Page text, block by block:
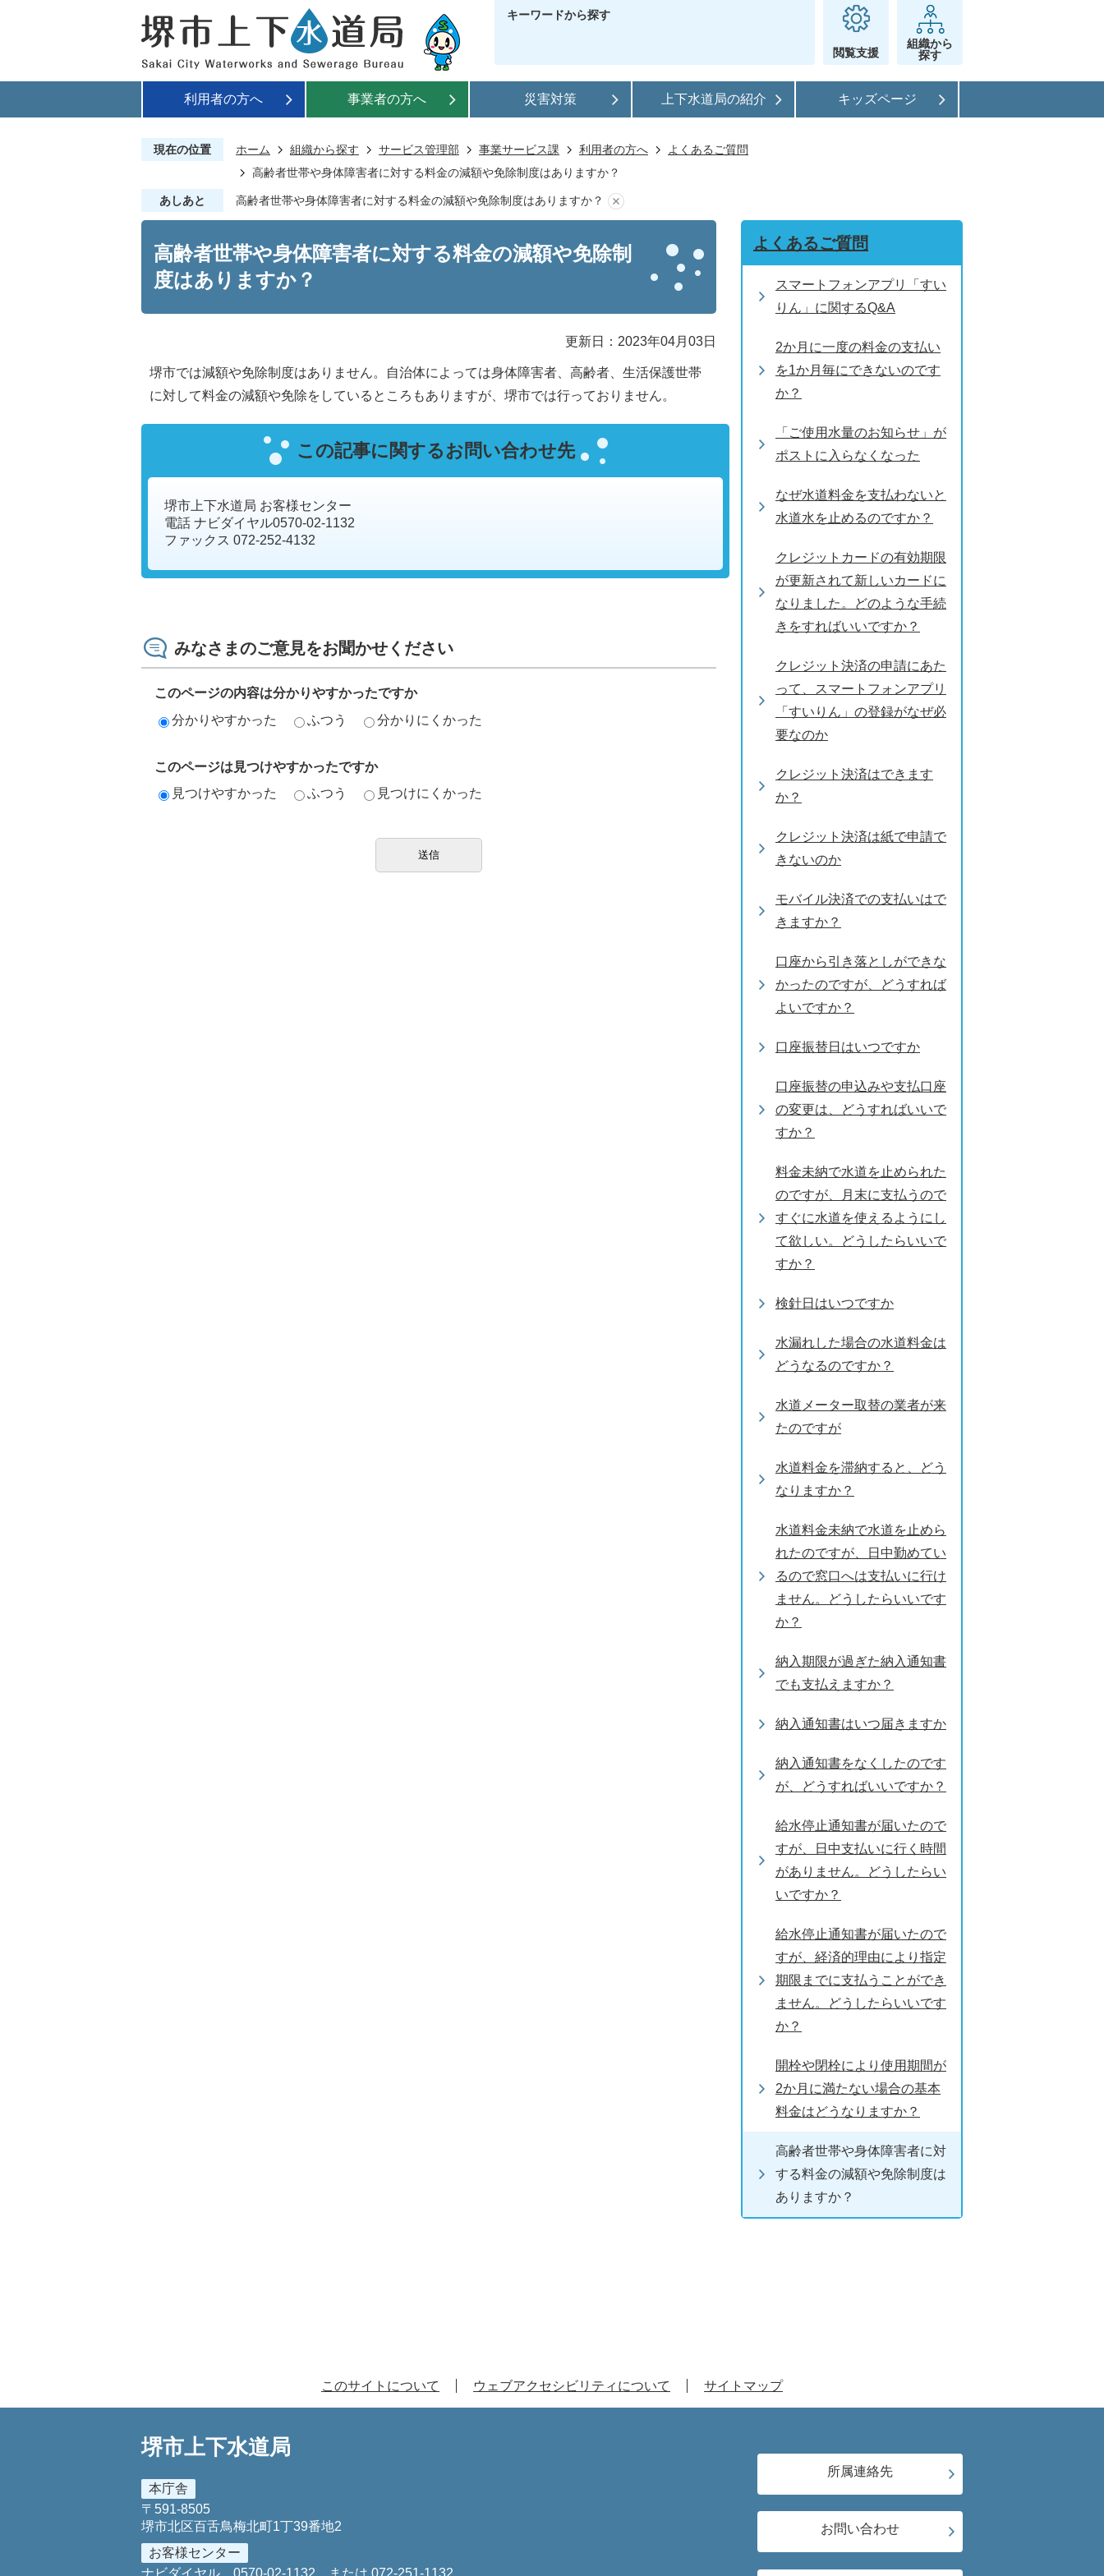
キーワードから探す
閲覧支援
組織から
探す
利用者の方へ 事業者の方へ 災害対策 上下水道局の紹介 キッズページ
現在の位置 ホーム 組織から探す サービス管理部 事業サービス課 利用者の方へ
よくあるご質問
高齢者世帯や身体障害者に対する料金の減額や免除制度はありますか？
あしあと 高齢者世帯や身体障害者に対する料金の減額や免除制度はありますか？
高齢者世帯や身体障害者に対する料金の減額や免除制
度はありますか？
更新日：2023年04月03日
堺市では減額や免除制度はありません。自治体によっては身体障害者、高齢者、生活保護世帯
に対して料金の減額や免除をしているところもありますが、堺市では行っておりません。
この記事に関するお問い合わせ先
堺市上下水道局 お客様センター
電話 ナビダイヤル0570-02-1132
ファックス 072-252-4132
みなさまのご意見をお聞かせください
このページの内容は分かりやすかったですか
分かりやすかった
ふつう 分かりにくかった
このページは見つけやすかったですか
見つけやすかった
ふつう 見つけにくかった
よくあるご質問
スマートフォンアプリ「すい
りん」に関するQ&A
2か月に一度の料金の支払い
を1か月毎にできないのです
か？
「ご使用水量のお知らせ」が
ポストに入らなくなった
なぜ水道料金を支払わないと
水道水を止めるのですか？
クレジットカードの有効期限
が更新されて新しいカードに
なりました。どのような手続
きをすればいいですか？
クレジット決済の申請にあた
って、スマートフォンアプリ
「すいりん」の登録がなぜ必
要なのか
クレジット決済はできます
か？
クレジット決済は紙で申請で
きないのか
モバイル決済での支払いはで
きますか？
口座から引き落としができな
かったのですが、どうすれば
よいですか？
口座振替日はいつですか
口座振替の申込みや支払口座
の変更は、どうすればいいで
すか？
料金未納で水道を止められた
のですが、月末に支払うので
すぐに水道を使えるようにし
て欲しい。どうしたらいいで
すか？
検針日はいつですか
水漏れした場合の水道料金は
どうなるのですか？
水道メーター取替の業者が来
たのですが
水道料金を滞納すると、どう
なりますか？
水道料金未納で水道を止めら
れたのですが、日中勤めてい
るので窓口へは支払いに行け
ません。どうしたらいいです
か？
納入期限が過ぎた納入通知書
でも支払えますか？
納入通知書はいつ届きますか
納入通知書をなくしたのです
が、どうすればいいですか？
給水停止通知書が届いたので
すが、日中支払いに行く時間
がありません。どうしたらい
いですか？
給水停止通知書が届いたので
すが、経済的理由により指定
期限までに支払うことができ
ません。どうしたらいいです
か？
開栓や閉栓により使用期間が
2か月に満たない場合の基本
料金はどうなりますか？
高齢者世帯や身体障害者に対
する料金の減額や免除制度は
ありますか？
このサイトについて ウェブアクセシビリティについて サイトマップ
堺市上下水道局
本庁舎
〒591-8505
堺市北区百舌鳥梅北町1丁39番地2
お客様センター
ナビダイヤル 0570-02-1132 または 072-251-1132
所属連絡先
お問い合わせ